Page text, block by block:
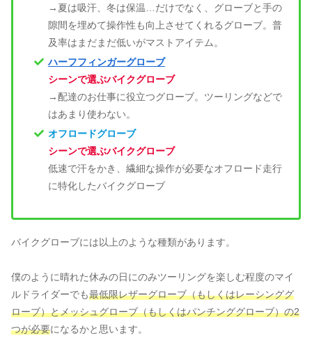
→夏は吸汗、冬は保温…だけでなく、グローブと手の
隙間を埋めて操作性も向上させてくれるグローブ。普
及率はまだまだ低いがマストアイテム。
ハーフフィンガーグローブ
シーンで選ぶバイクグローブ
→配達のお仕事に役立つグローブ。ツーリングなどで
はあまり使わない。
オフロードグローブ
シーンで選ぶバイクグローブ
低速で汗をかき、繊細な操作が必要なオフロード走行
に特化したバイクグローブ
バイクグローブには以上のような種類があります。
僕のように晴れた休みの日にのみツーリングを楽しむ程度のマイ
ルドライダーでも最低限レザーグローブ（もしくはレーシンググ
ローブ）とメッシュグローブ（もしくはパンチンググローブ）の2
つが必要になるかと思います。